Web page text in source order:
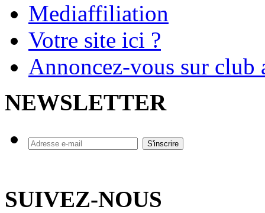
Mediaffiliation
Votre site ici ?
Annoncez-vous sur
NEWSLETTER
SUIVEZ-NOUS